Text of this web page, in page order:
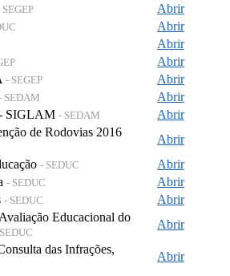
SEGEP
Abrir
Abrir
Abrir
Abrir
- SEGEP
Abrir
SEDAM
Abrir
- SIGLAM - SEDAM
Abrir
de Rodovias 2016
Abrir
- SEDUC
Abrir
- SEDUC
Abrir
- SEDUC
Abrir
Educacional do
Abrir
das Infrações,
Abrir